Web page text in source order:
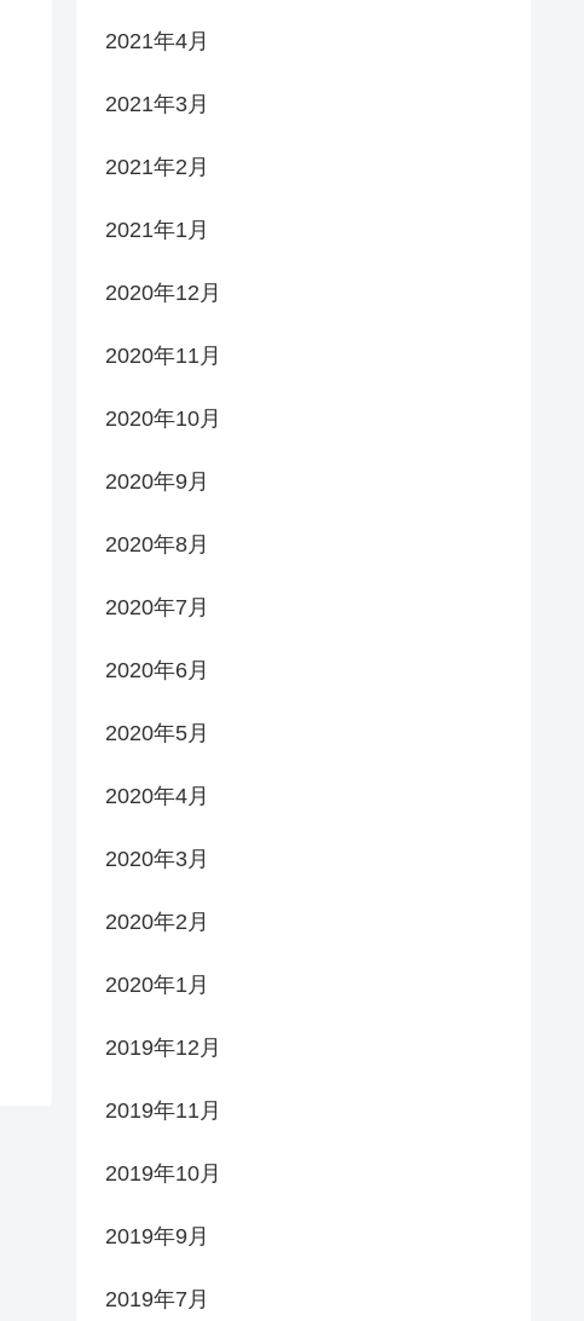
2021年4月
2021年3月
2021年2月
2021年1月
2020年12月
2020年11月
2020年10月
2020年9月
2020年8月
2020年7月
2020年6月
2020年5月
2020年4月
2020年3月
2020年2月
2020年1月
2019年12月
2019年11月
2019年10月
2019年9月
2019年7月